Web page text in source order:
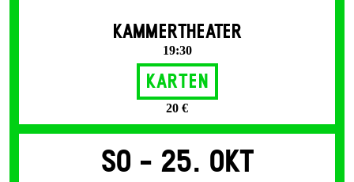
KAMMERTHEATER
19:30
Karten
20 €
So - 25. Okt